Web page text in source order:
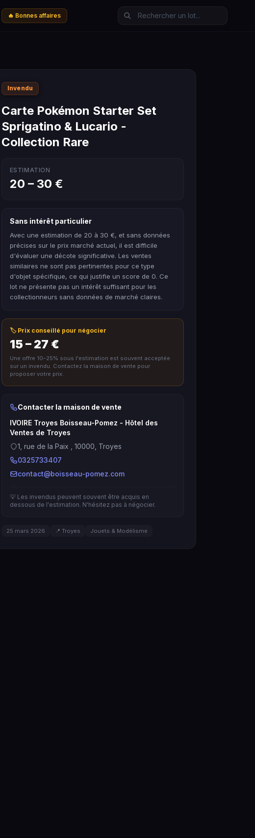
🔥 Bonnes affaires
Invendu
Carte Pokémon Starter Set
Sprigatino & Lucario -
Collection Rare
ESTIMATION
20 – 30 €
Sans intérêt particulier
Avec une estimation de 20 à 30 €, et sans données
précises sur le prix marché actuel, il est difficile
d'évaluer une décote significative. Les ventes
similaires ne sont pas pertinentes pour ce type
d'objet spécifique, ce qui justifie un score de 0. Ce
lot ne présente pas un intérêt suffisant pour les
collectionneurs sans données de marché claires.
🏷️ Prix conseillé pour négocier
15 – 27 €
Une offre 10–25% sous l'estimation est souvent acceptée
sur un invendu. Contactez la maison de vente pour
proposer votre prix.
Contacter la maison de vente
IVOIRE Troyes Boisseau-Pomez - Hôtel des
Ventes de Troyes
1, rue de la Paix , 10000, Troyes
0325733407
contact@boisseau-pomez.com
💡 Les invendus peuvent souvent être acquis en
dessous de l'estimation. N'hésitez pas à négocier.
25 mars 2026 📍 Troyes Jouets & Modélisme